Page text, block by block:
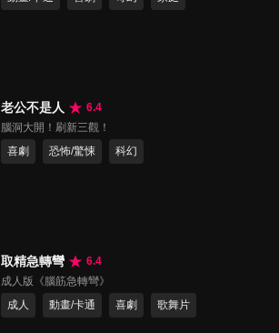
老公不是人
6.4
腦洞大開！刷新三觀！
喜劇
恐怖/驚悚 科幻
取精急轉彎
6.4
成人版《腦筋急轉彎》
成人
動畫/卡通 喜劇 歌舞片